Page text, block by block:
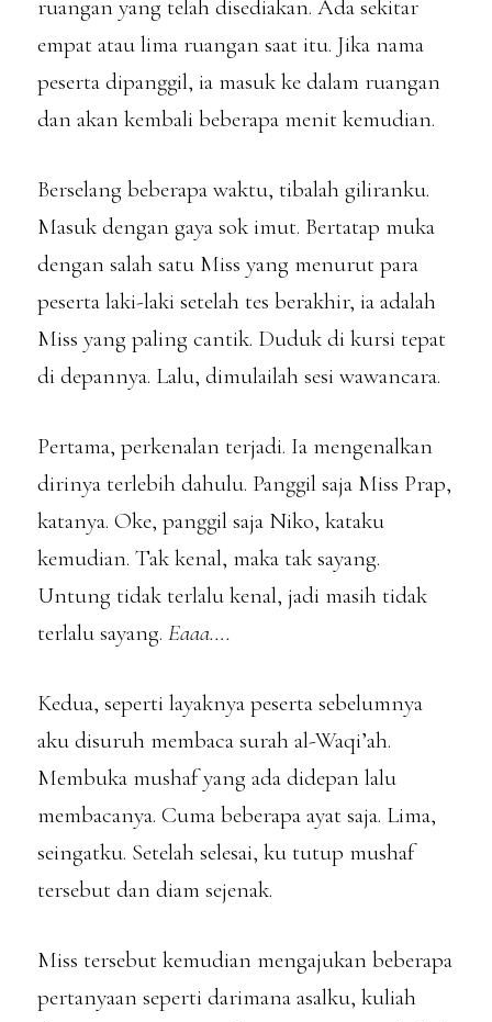
ruangan yang telah disediakan. Ada sekitar
empat atau lima ruangan saat itu. Jika nama
peserta dipanggil, ia masuk ke dalam ruangan
dan akan kembali beberapa menit kemudian.
Berselang beberapa waktu, tibalah giliranku.
Masuk dengan gaya sok imut. Bertatap muka
dengan salah satu Miss yang menurut para
peserta laki-laki setelah tes berakhir, ia adalah
Miss yang paling cantik. Duduk di kursi tepat
di depannya. Lalu, dimulailah sesi wawancara.
Pertama, perkenalan terjadi. Ia mengenalkan
dirinya terlebih dahulu. Panggil saja Miss Prap,
katanya. Oke, panggil saja Niko, kataku
kemudian. Tak kenal, maka tak sayang.
Untung tidak terlalu kenal, jadi masih tidak
terlalu sayang. Eaaa….
Kedua, seperti layaknya peserta sebelumnya
aku disuruh membaca surah al-Waqi’ah.
Membuka mushaf yang ada didepan lalu
membacanya. Cuma beberapa ayat saja. Lima,
seingatku. Setelah selesai, ku tutup mushaf
tersebut dan diam sejenak.
Miss tersebut kemudian mengajukan beberapa
pertanyaan seperti darimana asalku, kuliah